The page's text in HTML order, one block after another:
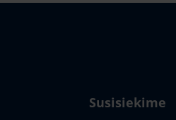
Susisiekime